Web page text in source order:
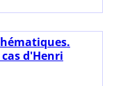
d'Henri